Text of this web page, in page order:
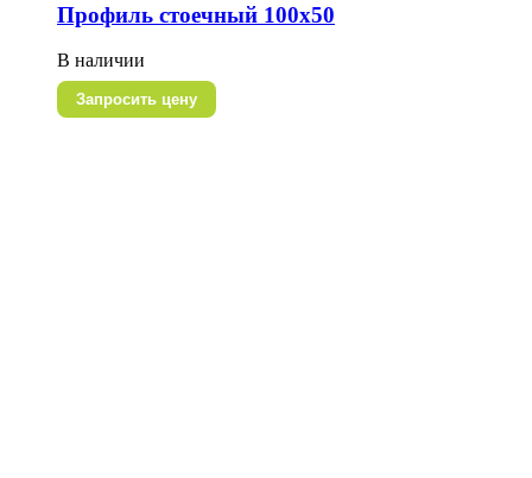
Профиль стоечный 100х50
В наличии
Запросить цену